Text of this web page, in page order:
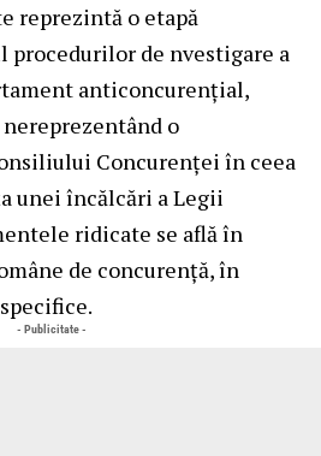
reprezintă o etapă
procedurilor de nvestigare a
anticoncurenţial,
o
Concurenţei în ceea
unei încălcări a Legii
ridicate se află în
de concurenţă, în
- Publicitate -